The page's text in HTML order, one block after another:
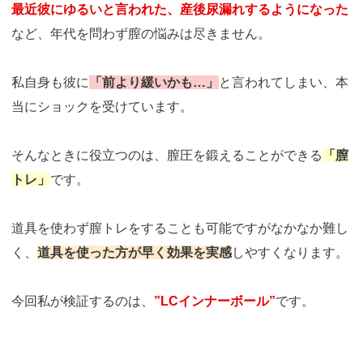
最近彼にゆるいと言われた、産後尿漏れするようになった
など、年代を問わず膣の悩みは尽きません。
私自身も彼に 「前より緩いかも…」
と言われてしまい、本
当にショックを受けています。
そんなときに役立つのは、膣圧を鍛えることができる
「膣
トレ」 です。
道具を使わず膣トレをすることも可能ですがなかなか難し
く、 道具を使った方が早く効果を実感しやすくなります。
今回私が検証するのは、 ”LCインナーボール”です。